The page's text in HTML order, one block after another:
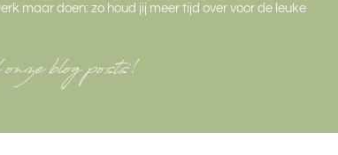
maar doen: zo houd jij meer tijd over voor de leuke
blog posts!